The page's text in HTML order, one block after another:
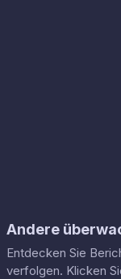
Andere
Entdecken Sie
verfolgen. Klicken